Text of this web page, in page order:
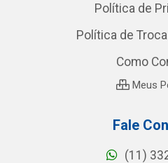
Política de
Política de
Como
Meus
Fale
(11)